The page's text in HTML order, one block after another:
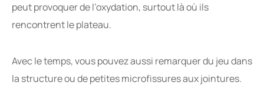
peut provoquer de l’oxydation, surtout là où ils
rencontrent le plateau.
Avec le temps, vous pouvez aussi remarquer du jeu dans
la structure ou de petites microfissures aux jointures.